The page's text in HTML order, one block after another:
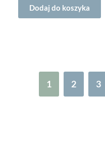
Dodaj do koszyka
1 2 3